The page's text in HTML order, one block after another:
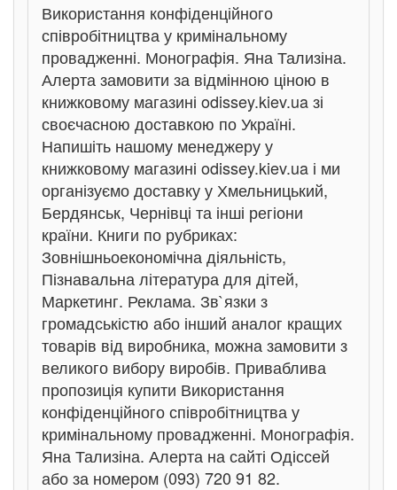
Використання конфіденційного
співробітництва у кримінальному
провадженні. Монографія. Яна Тализіна.
Алерта замовити за відмінною ціною в
книжковому магазині odissey.kiev.ua зі
своєчасною доставкою по Україні.
Напишіть нашому менеджеру у
книжковому магазині odissey.kiev.ua і ми
організуємо доставку у Хмельницький,
Бердянськ, Чернівці та інші регіони
країни. Книги по рубриках:
Зовнішньоекономічна діяльність,
Пізнавальна література для дітей,
Маркетинг. Реклама. Зв`язки з
громадськістю або інший аналог кращих
товарів від виробника, можна замовити з
великого вибору виробів. Приваблива
пропозиція купити Використання
конфіденційного співробітництва у
кримінальному провадженні. Монографія.
Яна Тализіна. Алерта на сайті Одіссей
або за номером (093) 720 91 82.